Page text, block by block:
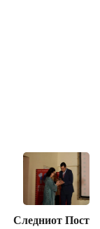
Следниот Пост